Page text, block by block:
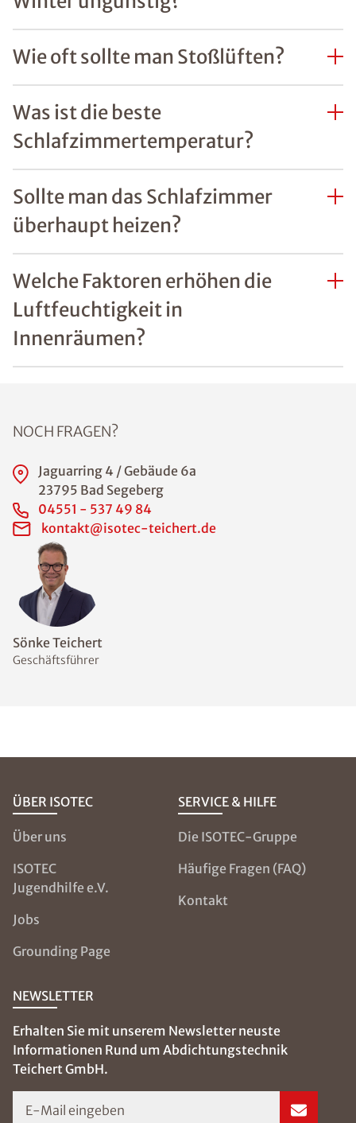
Wie oft sollte man Stoßlüften?
Was ist die beste
Schlafzimmertemperatur?
Sollte man das Schlafzimmer
überhaupt heizen?
Welche Faktoren erhöhen die
Luftfeuchtigkeit in
Innenräumen?
Sönke Teichert
Geschäftsführer
NOCH FRAGEN?
Jaguarring 4 / Gebäude 6a
23795 Bad Segeberg
04551 - 537 49 84
kontakt@isotec-teichert.de
ÜBER ISOTEC
Über uns
ISOTEC
Jugendhilfe e.V.
Jobs
Grounding Page
SERVICE & HILFE
Die ISOTEC-Gruppe
Häufige Fragen (FAQ)
Kontakt
NEWSLETTER
Erhalten Sie mit unserem Newsletter neuste
Informationen Rund um Abdichtungstechnik
Teichert GmbH.
E-Mail eingeben